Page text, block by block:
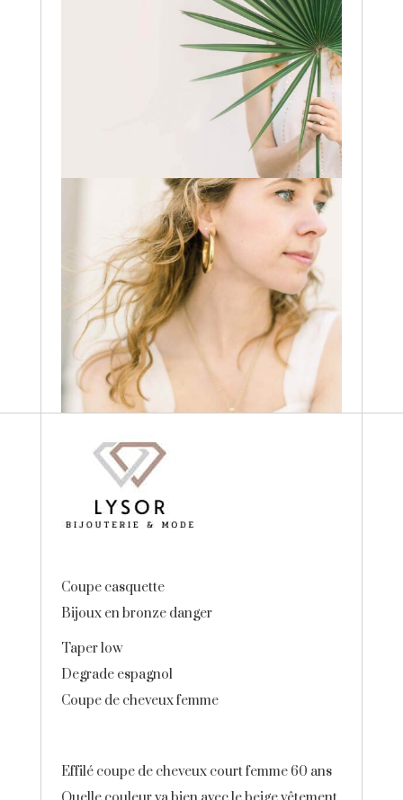
Coupe casquette
Bijoux en bronze danger
Taper low
Degrade espagnol
Coupe de cheveux femme
Effilé coupe de cheveux court femme 60 ans